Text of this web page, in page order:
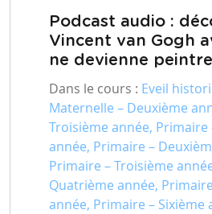
Podcast audio :
Vincent van Gogh
ne devienne peintre
Dans le cours : Eveil
Maternelle – Deuxième
Troisième année, Primaire
année, Primaire –
Primaire – Troisième
Quatrième année,
année, Primaire – Sixième